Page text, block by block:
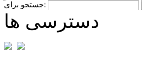
جستجو برای:
دسترسی ها